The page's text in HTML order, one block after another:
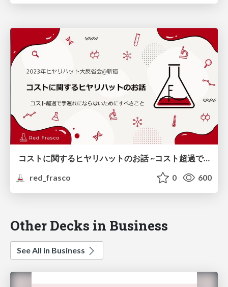
コストに関するヒヤリハットのお話 ~コスト超過で手遅れにならないためにすべきこと~
red_frasco
0 600
Other Decks in Business
See All in Business